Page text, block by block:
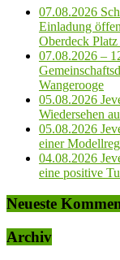
07.08.2026
Einladung
Oberdeck
07.08.2026 –
Wangerooge
05.08.2026
Wiedersehen
05.08.2026
einer
04.08.2026
eine positive
Neueste
Archiv